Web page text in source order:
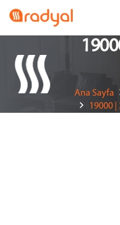
Ana Sayfa
19000 |